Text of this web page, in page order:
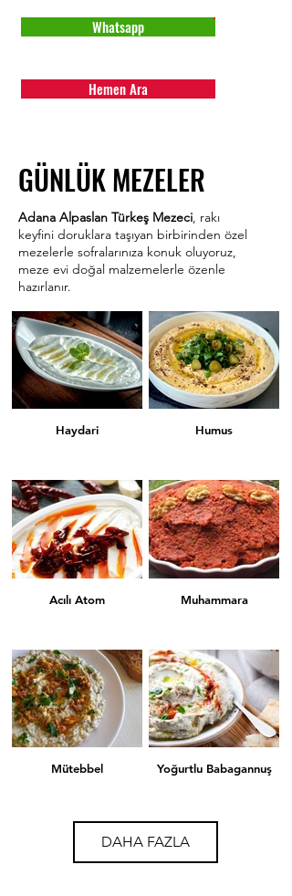
Whatsapp
Hemen Ara
GÜNLÜK MEZELER
Adana Alpaslan Türkeş Mezeci, rakı
keyfini doruklara taşıyan birbirinden özel
mezelerle sofralarınıza konuk oluyoruz,
meze evi doğal malzemelerle özenle
hazırlanır.
Haydari Humus
Acılı Atom Muhammara
Mütebbel Yoğurtlu Babagannuş
DAHA FAZLA